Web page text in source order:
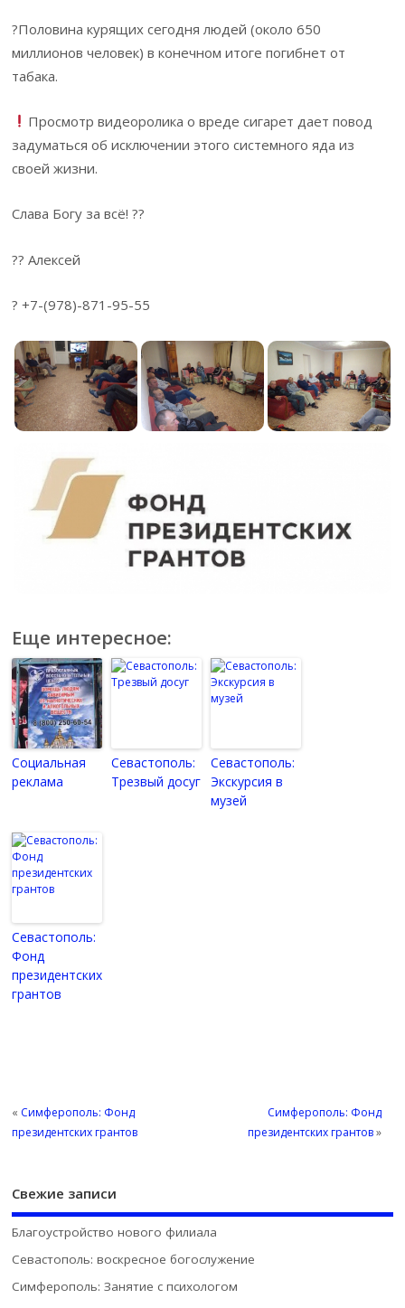
?Половина курящих сегодня людей (около 650
миллионов человек) в конечном итоге погибнет от
табака.
Просмотр видеоролика о вреде сигарет дает повод
задуматься об исключении этого системного яда из
своей жизни.
Слава Богу за всё! ??
?? Алексей
? +7-(978)-871-95-55
Еще интересное:
Социальная
реклама
Севастополь:
Трезвый досуг
Севастополь:
Экскурсия в
музей
Севастополь:
Фонд
президентских
грантов
« Симферополь: Фонд
президентских грантов
Симферополь: Фонд
президентских грантов»
Свежие записи
Благоустройство нового филиала
Севастополь: воскресное богослужение
Симферополь: Занятие с психологом